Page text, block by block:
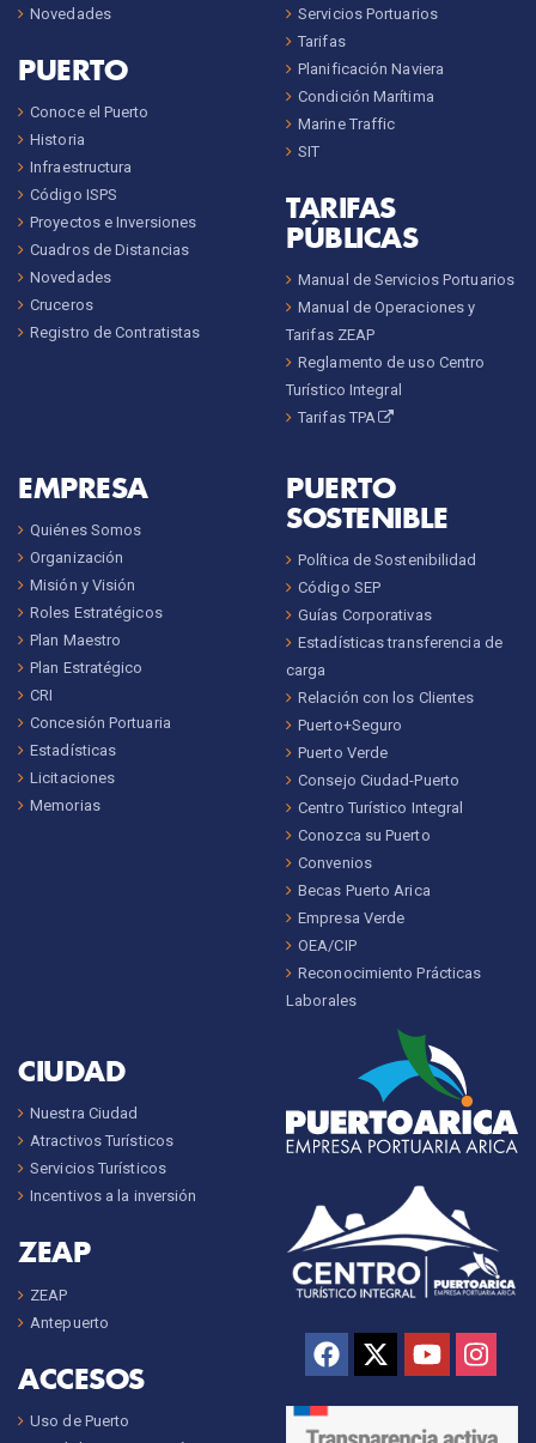
Novedades
PUERTO
Conoce el Puerto
Historia
Infraestructura
Código ISPS
Proyectos e Inversiones
Cuadros de Distancias
Novedades
Cruceros
Registro de Contratistas
Servicios Portuarios
Tarifas
Planificación Naviera
Condición Marítima
Marine Traffic
SIT
TARIFAS
PÚBLICAS
Manual de Servicios Portuarios
Manual de Operaciones y
Tarifas ZEAP
Reglamento de uso Centro
Turístico Integral
Tarifas TPA
EMPRESA
Quiénes Somos
Organización
Misión y Visión
Roles Estratégicos
Plan Maestro
Plan Estratégico
CRI
Concesión Portuaria
Estadísticas
Licitaciones
Memorias
PUERTO
SOSTENIBLE
Política de Sostenibilidad
Código SEP
Guías Corporativas
Estadísticas transferencia de
carga
Relación con los Clientes
Puerto+Seguro
Puerto Verde
Consejo Ciudad-Puerto
Centro Turístico Integral
Conozca su Puerto
Convenios
Becas Puerto Arica
Empresa Verde
OEA/CIP
Reconocimiento Prácticas
Laborales
CIUDAD
Nuestra Ciudad
Atractivos Turísticos
Servicios Turísticos
Incentivos a la inversión
ZEAP
ZEAP
Antepuerto
ACCESOS
Uso de Puerto